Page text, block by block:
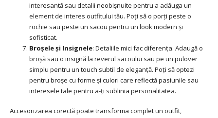
interesantă sau detalii neobișnuite pentru a adăuga un
element de interes outfitului tău. Poți să o porți peste o
rochie sau peste un sacou pentru un look modern și
sofisticat.
Broșele și Insignele: Detaliile mici fac diferența. Adaugă o
broșă sau o insignă la reverul sacoului sau pe un pulover
simplu pentru un touch subtil de eleganță. Poți să optezi
pentru broșe cu forme și culori care reflectă pasiunile sau
interesele tale pentru a-ți sublinia personalitatea.
Accesorizarea corectă poate transforma complet un outfit,